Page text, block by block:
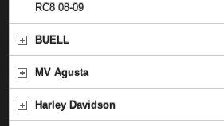
RC8 08-09
BUELL
MV Agusta
Harley Davidson